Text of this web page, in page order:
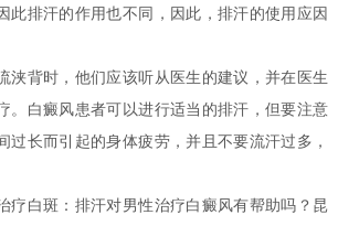
此排汗的作用也不同，因此，排汗的使用应因
背时，他们应该听从医生的建议，并在医生
。白癜风患者可以进行适当的排汗，但要注意
过长而引起的身体疲劳，并且不要流汗过多，
白斑：排汗对男性治疗白癜风有帮助吗？昆